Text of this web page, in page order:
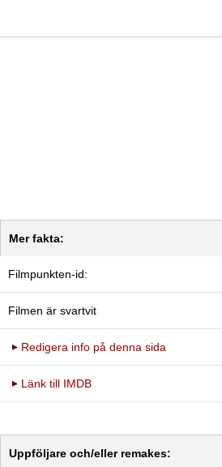
Mer fakta:
Filmpunkten-id:
Filmen är svartvit
Redigera info på denna sida
Länk till IMDB
Uppföljare och/eller remakes: